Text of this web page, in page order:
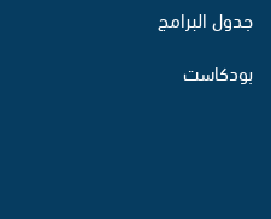
جدول البرامج
بودكاست